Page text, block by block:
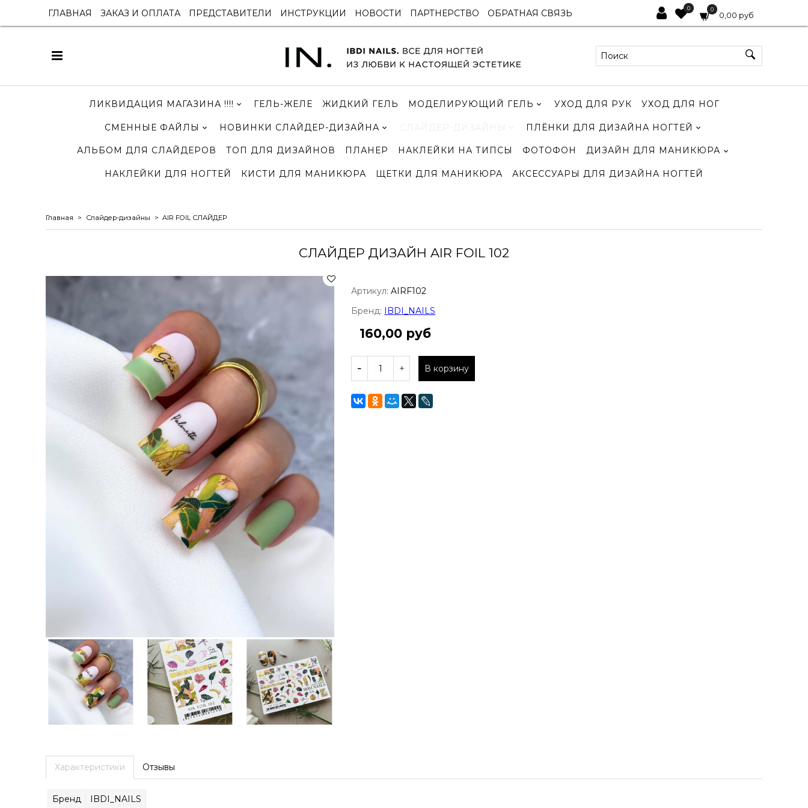
ГЛАВНАЯ ЗАКАЗ И ОПЛАТА ПРЕДСТАВИТЕЛИ ИНСТРУКЦИИ НОВОСТИ ПАРТНЕРСТВО ОБРАТНАЯ СВЯЗЬ 0 0
0,00 руб
ЛИКВИДАЦИЯ МАГАЗИНА !!!! ГЕЛЬ-ЖЕЛЕ ЖИДКИЙ ГЕЛЬ МОДЕЛИРУЮЩИЙ ГЕЛЬ УХОД ДЛЯ РУК УХОД ДЛЯ НОГ
СМЕННЫЕ ФАЙЛЫ НОВИНКИ СЛАЙДЕР-ДИЗАЙНА ПЛЁНКИ ДЛЯ ДИЗАЙНА НОГТЕЙ
АЛЬБОМ ДЛЯ СЛАЙДЕРОВ ТОП ДЛЯ ДИЗАЙНОВ ПЛАНЕР НАКЛЕЙКИ НА ТИПСЫ ФОТОФОН ДИЗАЙН ДЛЯ МАНИКЮРА
НАКЛЕЙКИ ДЛЯ НОГТЕЙ КИСТИ ДЛЯ МАНИКЮРА ЩЕТКИ ДЛЯ МАНИКЮРА АКСЕССУАРЫ ДЛЯ ДИЗАЙНА НОГТЕЙ
Главная Слайдер-дизайны AIR FOIL СЛАЙДЕР
СЛАЙДЕР ДИЗАЙН AIR FOIL 102
Артикул: AIRF102
Бренд: IBDI_NAILS
160,00 руб
В корзину
Характеристики
Бренд IBDI_NAILS
Отзывы